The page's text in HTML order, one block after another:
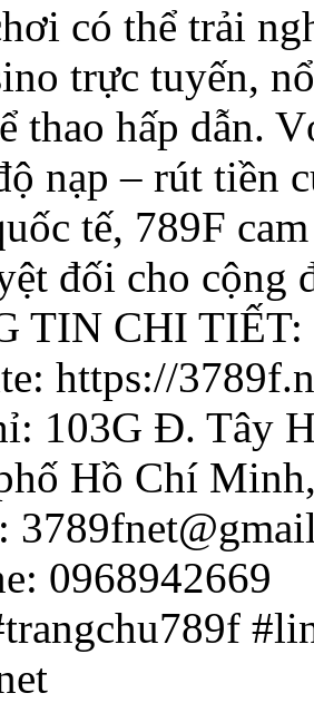
có thể trải
trực tuyến,
thao hấp dẫn.
nạp – rút tiền
tế, 789F
đối cho cộng
TIN CHI TIẾT:
https://
103G Đ. Tây
Hồ Chí
0968942669